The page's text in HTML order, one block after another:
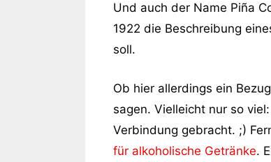
Und auch der Name Piña
1922 die Beschreibung
soll.
Ob hier allerdings ein
sagen. Vielleicht nur so
Verbindung gebracht. ;)
für alkoholische Getränke.